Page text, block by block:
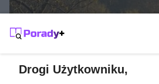
Drogi Użytkowniku,